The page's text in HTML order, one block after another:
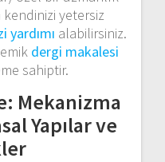
yetersiz
yardımı alabilirsiniz.
dergi makalesi
sahiptir.
Mekanizma
Yapılar ve